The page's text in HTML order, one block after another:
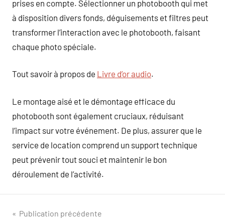
prises en compte. Sélectionner un photobooth qui met
à disposition divers fonds, déguisements et filtres peut
transformer l’interaction avec le photobooth, faisant
chaque photo spéciale.
Tout savoir à propos de Livre d’or audio.
Le montage aisé et le démontage efficace du
photobooth sont également cruciaux, réduisant
l’impact sur votre événement. De plus, assurer que le
service de location comprend un support technique
peut prévenir tout souci et maintenir le bon
déroulement de l’activité.
Navigation
Publication précédente